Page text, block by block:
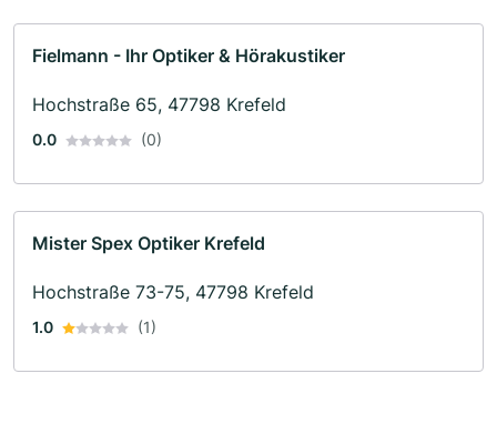
Fielmann - Ihr Optiker & Hörakustiker
Hochstraße 65, 47798 Krefeld
0.0 (0)
Mister Spex Optiker Krefeld
Hochstraße 73-75, 47798 Krefeld
1.0 (1)